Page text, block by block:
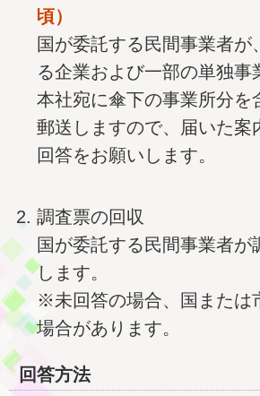
頃）
国が委託する民間事業者が
る企業および一部の単独事
本社宛に傘下の事業所分を
郵送しますので、届いた案
回答をお願いします。
調査票の回収
国が委託する民間事業者が
します。
※未回答の場合、国または
場合があります。
回答方法